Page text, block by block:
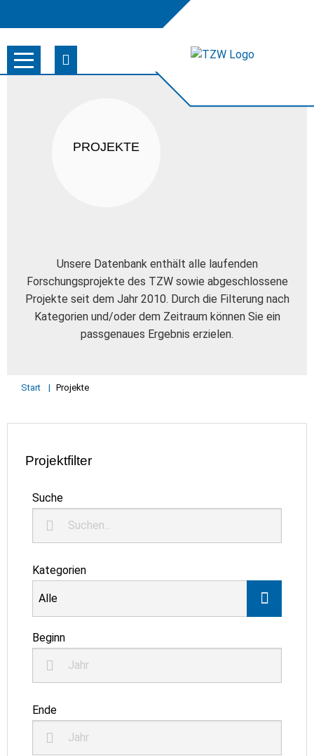
PROJEKTE
Unsere Datenbank enthält alle laufenden
Forschungsprojekte des TZW sowie abgeschlossene
Projekte seit dem Jahr 2010. Durch die Filterung nach
Kategorien und/oder dem Zeitraum können Sie ein
passgenaues Ergebnis erzielen.
Start Projekte
Projektfilter
Suche
Kategorien
Beginn
Ende